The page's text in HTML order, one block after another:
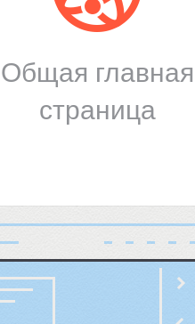
Общая главная
страница